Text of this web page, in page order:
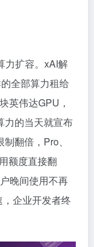
力扩容。xAI解
全部算力租给
英伟达GPU，
力的当天就宣布
翻倍，Pro、
额度直接翻
晚间使用不再
企业开发者终